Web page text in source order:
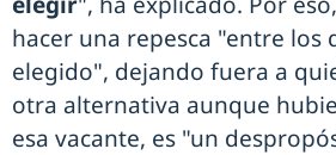
hacer una repesca "entre los
elegido", dejando fuera a
otra alternativa aunque
esa vacante, es "un